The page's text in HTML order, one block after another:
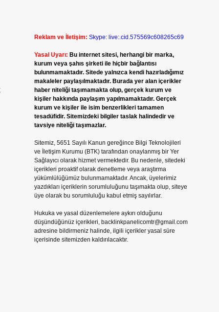
Reklam ve İletişim: Skype: live:.cid.575569c608265c69
Yasal Uyarı: Bu internet sitesi, herhangi bir marka,
kurum veya şahıs şirketi ile hiçbir bağlantısı
bulunmamaktadır. Sitede yalnızca kendi hazırladığımız
makaleler paylaşılmaktadır. Burada yer alan içerikler
haber niteliği taşımamakta olup, gerçek kurum ve
kişiler hakkında paylaşım yapılmamaktadır. Gerçek
kurum ve kişiler ile isim benzerlikleri tamamen
tesadüfidir. Sitemizdeki bilgiler taslak halindedir ve
tavsiye niteliği taşımazlar.
Sitemiz, 5651 Sayılı Kanun gereğince Bilgi Teknolojileri
ve İletişim Kurumu (BTK) tarafından onaylanmış bir Yer
Sağlayıcı olarak hizmet vermektedir. Bu nedenle, sitedeki
içerikleri proaktif olarak denetleme veya araştırma
yükümlülüğümüz bulunmamaktadır. Ancak, üyelerimiz
yazdıkları içeriklerin sorumluluğunu taşımakta olup, siteye
üye olarak bu sorumluluğu kabul etmiş sayılırlar.
Hukuka ve yasal düzenlemelere aykırı olduğunu
düşündüğünüz içerikleri, backlinkpanelicomtr@gmail.com
adresine bildirmeniz halinde, ilgili içerikler yasal süre
içerisinde sitemizden kaldırılacaktır.